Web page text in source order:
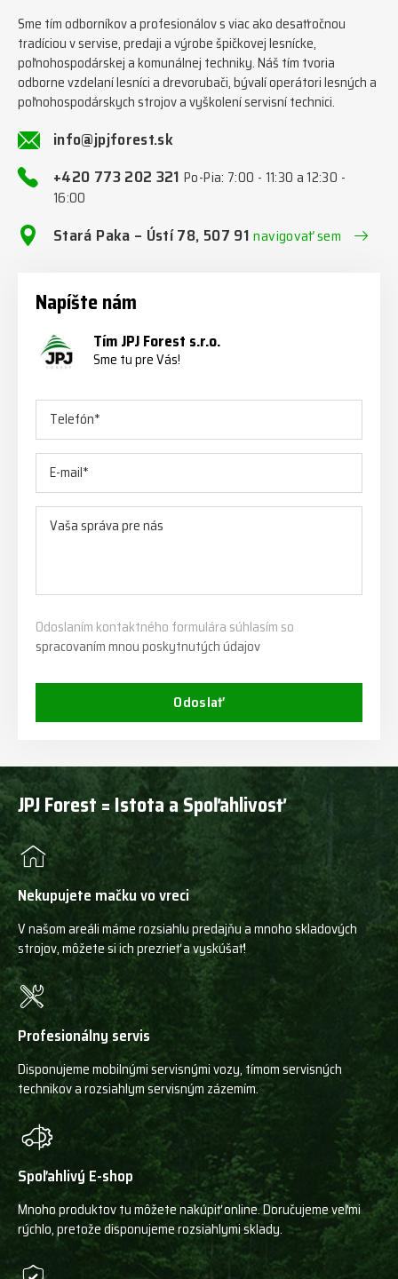
Sme tím odborníkov a profesionálov s viac ako desaťročnou
tradíciou v servise, predaji a výrobe špičkovej lesnícke,
poľnohospodárskej a komunálnej techniky. Náš tím tvoria
odborne vzdelaní lesníci a drevorubači, bývalí operátori lesných a
poľnohospodárskych strojov a vyškolení servisní technici.
info@jpjforest.sk
+420 773 202 321Po-Pia: 7:00 - 11:30 a 12:30 -
16:00
Stará Paka – Ústí 78, 507 91navigovať sem
Napíšte nám
Tím JPJ Forest s.r.o.
Sme tu pre Vás!
Odoslaním kontaktného formulára súhlasím so
spracovaním mnou poskytnutých údajov
Odoslať
JPJ Forest = Istota a Spoľahlivosť
Nekupujete mačku vo vreci
V našom areáli máme rozsiahlu predajňu a mnoho skladových
strojov, môžete si ich prezrieť a vyskúšať!
Profesionálny servis
Disponujeme mobilnými servisnými vozy, tímom servisných
technikov a rozsiahlym servisným zázemím.
Spoľahlivý E-shop
Mnoho produktov tu môžete nakúpiť online. Doručujeme veľmi
rýchlo, pretože disponujeme rozsiahlymi sklady.